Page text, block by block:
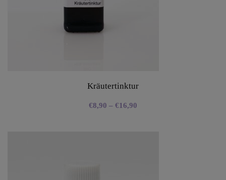
Kräutertinktur
€8,90 – €16,90